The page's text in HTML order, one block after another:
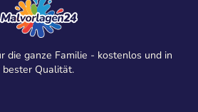
die ganze Familie - kostenlos und in
bester Qualität.